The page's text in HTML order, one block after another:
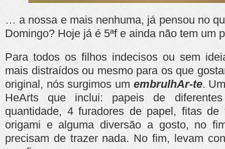
… a nossa e mais nenhuma, já pensou no
Domingo? Hoje já é 5ªf e ainda não tem um
Para todos os filhos indecisos ou sem
mais distraídos ou mesmo para os que
original, nós surgimos um embrulhAr-te.
HeArts que inclui: papeis de
quantidade, 4 furadores de papel, fitas
origami e alguma diversão a gosto, no
precisam de trazer nada. No fim, levam